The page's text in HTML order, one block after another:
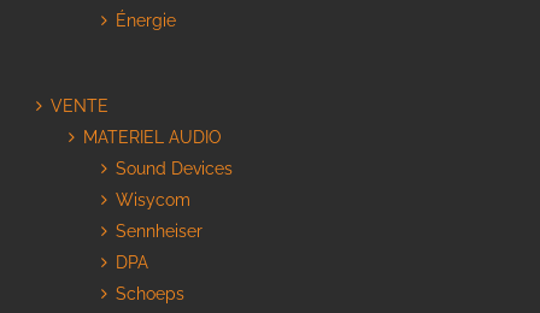
Énergie
VENTE
MATERIEL AUDIO
Sound Devices
Wisycom
Sennheiser
DPA
Schoeps